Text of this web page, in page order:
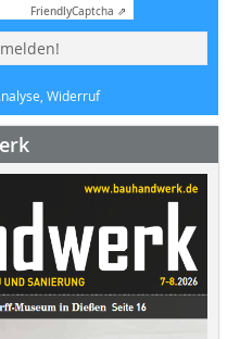
FriendlyCaptcha ⇗
Widerruf